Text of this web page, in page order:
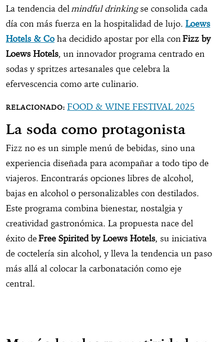
La tendencia delmindful drinkingse consolida cada
día con más fuerza en la hospitalidad de lujo. Loews
Hotels & Co ha decidido apostar por ella conFizz by
Loews Hotels, un innovador programa centrado en
sodas y spritzes artesanales que celebra la
efervescencia como arte culinario.
FOOD & WINE FESTIVAL 2025
La soda como protagonista
Fizz no es un simple menú de bebidas, sino una
experiencia diseñada para acompañar a todo tipo de
viajeros. Encontrarás opciones libres de alcohol,
bajas en alcohol o personalizables con destilados.
Este programa combina bienestar, nostalgia y
creatividad gastronómica. La propuesta nace del
éxito deFree Spirited by Loews Hotels, su iniciativa
de coctelería sin alcohol, y lleva la tendencia un paso
más allá al colocar la carbonatación como eje
central.